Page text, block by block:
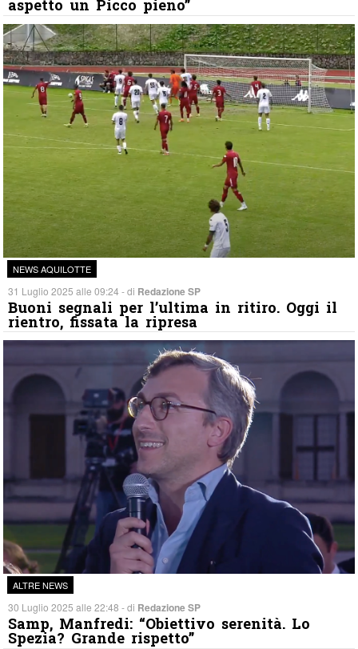
aspetto un Picco pieno”
NEWS AQUILOTTE
31 Luglio 2025 alle 09:24 - di Redazione SP
Buoni segnali per l’ultima in ritiro. Oggi il
rientro, fissata la ripresa
ALTRE NEWS
30 Luglio 2025 alle 22:48 - di Redazione SP
Samp, Manfredi: “Obiettivo serenità. Lo
Spezia? Grande rispetto”